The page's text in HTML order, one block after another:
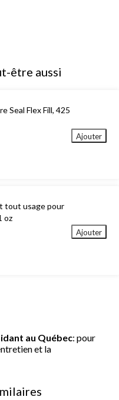
être aussi
Seal Flex Fill, 425
Ajouter
tout usage pour
oz
Ajouter
au Québec: pour
et la